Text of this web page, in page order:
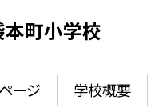
町小学校
ージ 学校概要